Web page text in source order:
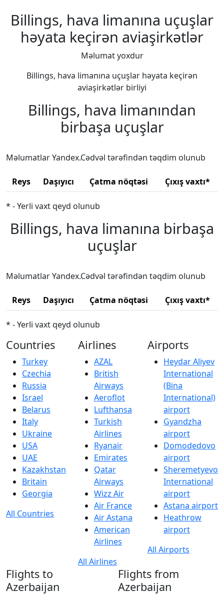
Billings, hava limanına uçuşlar
həyata keçirən aviaşirkətlər
Məlumat yoxdur
Billings, hava limanına uçuşlar həyata keçirən
aviaşirkətlər birliyi
Billings, hava limanından
birbaşa uçuşlar
Məlumatlar Yandex.Cədvəl tərəfindən təqdim olunub
Reys Daşıyıcı Çatma nöqtəsi Çıxış vaxtı*
* - Yerli vaxt qeyd olunub
Billings, hava limanına birbaşa
uçuşlar
Məlumatlar Yandex.Cədvəl tərəfindən təqdim olunub
Reys Daşıyıcı Çatma nöqtəsi Çıxış vaxtı*
* - Yerli vaxt qeyd olunub
Countries
Turkey
Czechia
Russia
Israel
Belarus
Italy
Ukraine
USA
UAE
Kazakhstan
Britain
Georgia
All Countries
Airlines
AZAL
British
Airways
Aeroflot
Lufthansa
Turkish
Airlines
Ryanair
Emirates
Qatar
Airways
Wizz Air
Air France
Air Astana
American
Airlines
All Airlines
Airports
Heydar Aliyev
International
(Bina
International)
airport
Gyandzha
airport
Domodedovo
airport
Sheremetyevo
International
airport
Astana airport
Heathrow
airport
All Airports
Flights to
Azerbaijan
Flights from
Azerbaijan